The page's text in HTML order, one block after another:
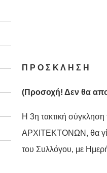
Π Ρ Ο Σ Κ Λ Η Σ Η
(Προσοχή! Δεν θα
Η 3η τακτική
ΑΡΧΙΤΕΚΤΟΝΩΝ, θα
του Συλλόγου, με